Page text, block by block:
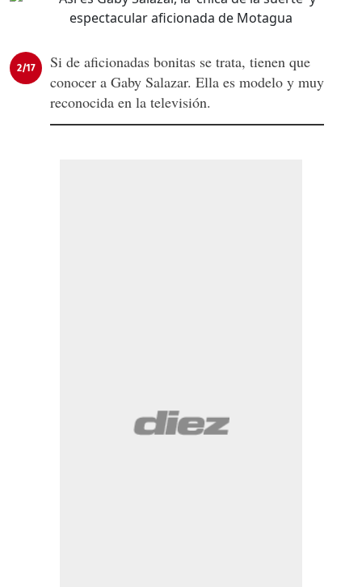
2/17
Si de aficionadas bonitas se trata, tienen que
conocer a Gaby Salazar. Ella es modelo y muy
reconocida en la televisión.